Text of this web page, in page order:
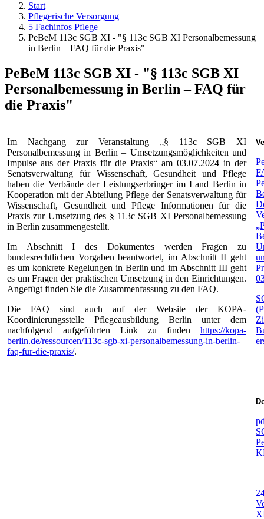
Start
Pflegerische Versorgung
5 Fachinfos Pflege
PeBeM 113c SGB XI - "§ 113c SGB XI Personalbemessung
in Berlin – FAQ für die Praxis"
PeBeM 113c SGB XI - "§ 113c SGB XI
Personalbemessung in Berlin – FAQ für
die Praxis"
Im Nachgang zur Veranstaltung „§ 113c SGB XI
Personalbemessung in Berlin – Umsetzungsmöglichkeiten und
Impulse aus der Praxis für die Praxis“ am 03.07.2024 in der
Senatsverwaltung für Wissenschaft, Gesundheit und Pflege
haben die Verbände der Leistungserbringer im Land Berlin in
Kooperation mit der Abteilung Pflege der Senatsverwaltung für
Wissenschaft, Gesundheit und Pflege Informationen für die
Praxis zur Umsetzung des § 113c SGB XI Personalbemessung
in Berlin zusammengestellt.
Im Abschnitt I des Dokumentes werden Fragen zu
bundesrechtlichen Vorgaben beantwortet, im Abschnitt II geht
es um konkrete Regelungen in Berlin und im Abschnitt III geht
es um Fragen der praktischen Umsetzung in den Einrichtungen.
Angefügt finden Sie die Zusammenfassung zu den FAQ.
Die FAQ sind auch auf der Website der KOPA-
Koordinierungsstelle Pflegeausbildung Berlin unter dem
nachfolgend aufgeführten Link zu finden https://kopa-
berlin.de/ressourcen/113c-sgb-xi-personalbemessung-in-berlin-
faq-fur-die-praxis/.